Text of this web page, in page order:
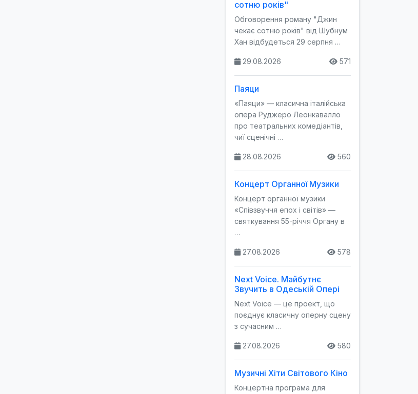
сотню років"
Обговорення роману "Джин
чекає сотню років" від Шубнум
Хан відбудеться 29 серпня …
29.08.2026 571
Паяци
«Паяци» — класична італійська
опера Руджеро Леонкавалло
про театральних комедіантів,
чиї сценічні …
28.08.2026 560
Концерт Органної Музики
Концерт органної музики
«Співзвуччя епох і світів» —
святкування 55-річчя Органу в
…
27.08.2026 578
Next Voice. Майбутнє
Звучить в Одеській Опері
Next Voice — це проект, що
поєднує класичну оперну сцену
з сучасним …
27.08.2026 580
Музичні Хіти Світового Кіно
Концертна програма для